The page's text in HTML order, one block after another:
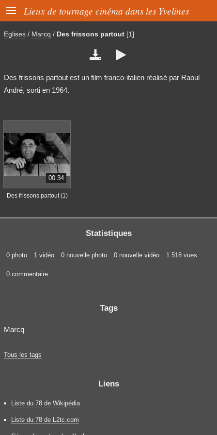
 Lieux de tournage cinéma dans les Yvelines
Eglises / Marcq / Des frissons partout [1]
 
Des frissons partout est un film franco-italien réalisé par Raoul
André, sorti en 1964.
00:34
Des frissons partout (1)
Statistiques
0 photo 1 vidéo 0 nouvelle photo 0 nouvelle vidéo 1 518 vues
0 commentaire
Tags
Marcq
Tous les tags
Liens
Liste du 78 de Wikipédia
Liste du 78 de L2tc.com